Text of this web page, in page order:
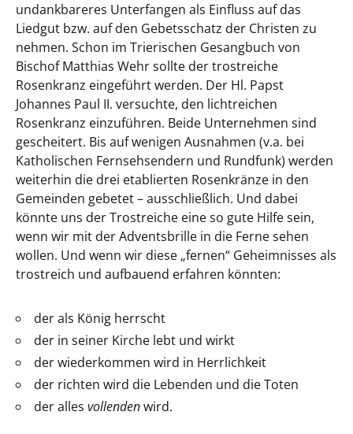
undankbareres Unterfangen als Einfluss auf das
Liedgut bzw. auf den Gebetsschatz der Christen zu
nehmen. Schon im Trierischen Gesangbuch von
Bischof Matthias Wehr sollte der trostreiche
Rosenkranz eingeführt werden. Der Hl. Papst
Johannes Paul II. versuchte, den lichtreichen
Rosenkranz einzuführen. Beide Unternehmen sind
gescheitert. Bis auf wenigen Ausnahmen (v.a. bei
Katholischen Fernsehsendern und Rundfunk) werden
weiterhin die drei etablierten Rosenkränze in den
Gemeinden gebetet – ausschließlich. Und dabei
könnte uns der Trostreiche eine so gute Hilfe sein,
wenn wir mit der Adventsbrille in die Ferne sehen
wollen. Und wenn wir diese „fernen“ Geheimnisses als
trostreich und aufbauend erfahren könnten:
der als König herrscht
der in seiner Kirche lebt und wirkt
der wiederkommen wird in Herrlichkeit
der richten wird die Lebenden und die Toten
der alles vollendenwird.